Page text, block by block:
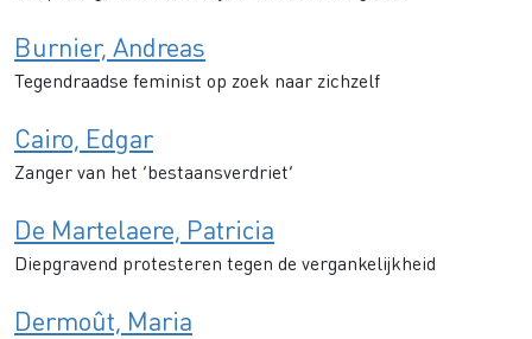
Burnier, Andreas
Tegendraadse feminist op zoek naar zichzelf
Cairo, Edgar
Zanger van het ‘bestaansverdriet’
De Martelaere, Patricia
Diepgravend protesteren tegen de vergankelijkheid
Dermoût, Maria